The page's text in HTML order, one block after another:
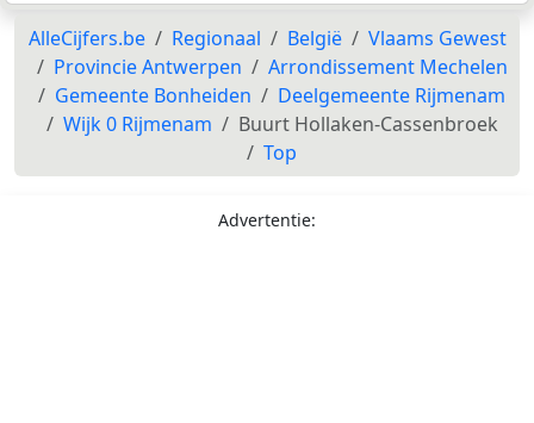
AlleCijfers.be Regionaal België
Vlaams Gewest
Provincie Antwerpen
Arrondissement Mechelen
Gemeente Bonheiden
Deelgemeente Rijmenam
Wijk 0 Rijmenam
Buurt Hollaken-Cassenbroek
Top
Advertentie: